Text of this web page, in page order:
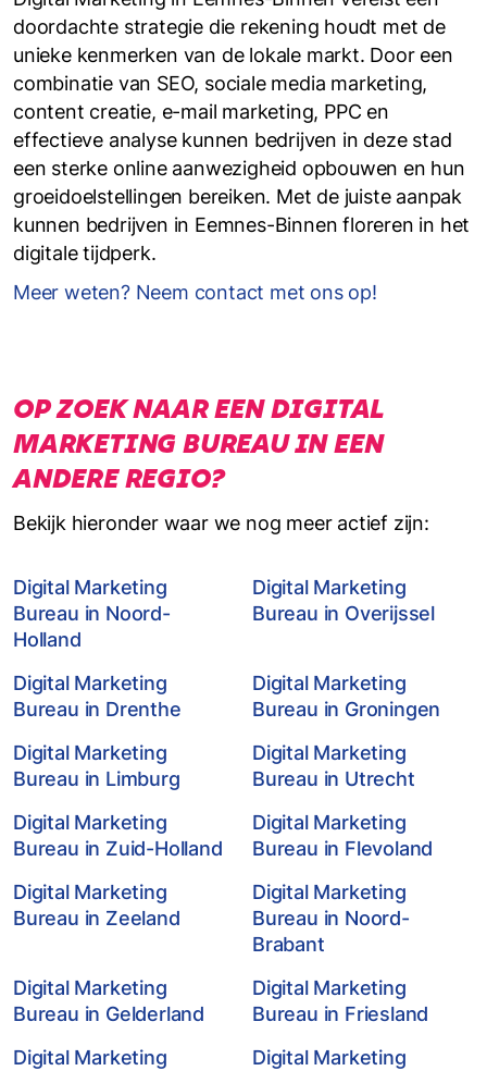
doordachte strategie die rekening houdt met de
unieke kenmerken van de lokale markt. Door een
combinatie van SEO, sociale media marketing,
content creatie, e-mail marketing, PPC en
effectieve analyse kunnen bedrijven in deze stad
een sterke online aanwezigheid opbouwen en hun
groeidoelstellingen bereiken. Met de juiste aanpak
kunnen bedrijven in Eemnes-Binnen floreren in het
digitale tijdperk.
Meer weten? Neem contact met ons op!
OP ZOEK NAAR EEN DIGITAL
MARKETING BUREAU IN EEN
ANDERE REGIO?
Bekijk hieronder waar we nog meer actief zijn:
Digital Marketing
Bureau in Noord-
Holland
Digital Marketing
Bureau in Overijssel
Digital Marketing
Bureau in Drenthe
Digital Marketing
Bureau in Groningen
Digital Marketing
Bureau in Limburg
Digital Marketing
Bureau in Utrecht
Digital Marketing
Bureau in Zuid-Holland
Digital Marketing
Bureau in Flevoland
Digital Marketing
Bureau in Zeeland
Digital Marketing
Bureau in Noord-
Brabant
Digital Marketing
Bureau in Gelderland
Digital Marketing
Bureau in Friesland
Digital Marketing
Digital Marketing